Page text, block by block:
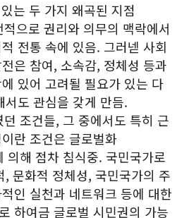
는 두 가지 왜곡된 지점
으로 권리와 의무의 맥락에서
전통 속에 있음. 그러넫 사회
은 참여, 소속감, 정체성 등과
있어 고려될 필요가 있는 다
도 관심을 갖게 만듬.
조건들, 그 중에서도 특히 근
란 조건은 글로벌화
해 점차 침식중. 국민국가로
문화적 정체성, 국민국가의 주
인 실천과 네트워크 등에 대한
하여금 글로벌 시민권의 가능